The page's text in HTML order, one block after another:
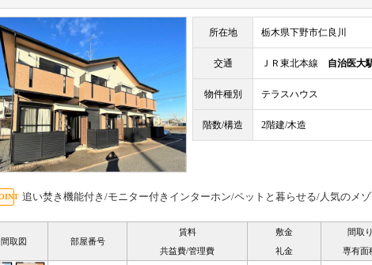
所在地 栃木県下野市仁良川
交通 ＪＲ東北本線 自治医大
物件種別 テラスハウス
階数/構造 2階建/木造
追い焚き機能付き/モニター付きインターホン/ペットと暮らせる/人気のメ
間取図 部屋番号
賃料
共益費/管理費
敷金
礼金
間取り
専有面